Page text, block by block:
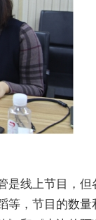
是线上节目，但
等，节目的数量